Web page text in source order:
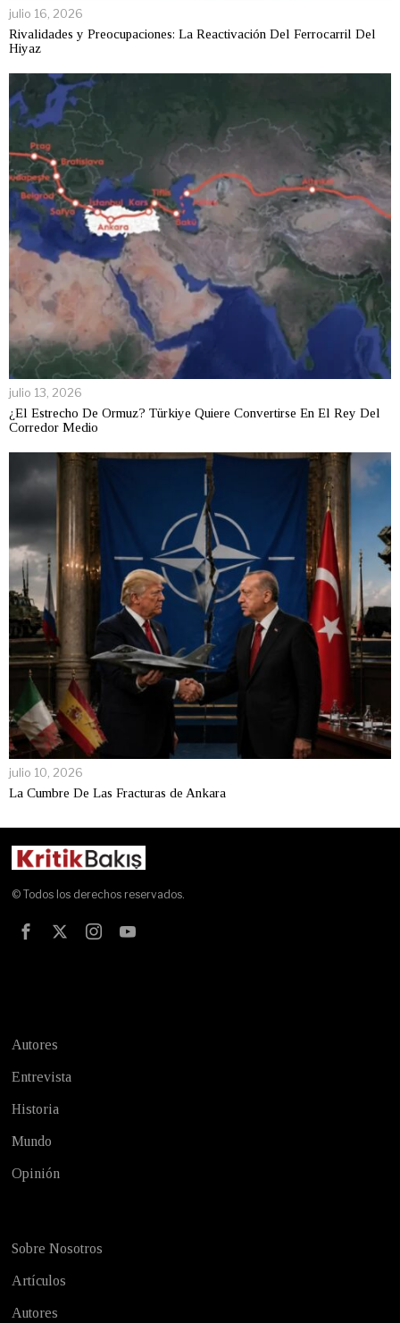
julio 16, 2026
Rivalidades y Preocupaciones: La Reactivación Del Ferrocarril Del
Hiyaz
julio 13, 2026
¿El Estrecho De Ormuz? Türkiye Quiere Convertirse En El Rey Del
Corredor Medio
julio 10, 2026
La Cumbre De Las Fracturas de Ankara
© Todos los derechos reservados.
Autores
Entrevista
Historia
Mundo
Opinión
Sobre Nosotros
Artículos
Autores